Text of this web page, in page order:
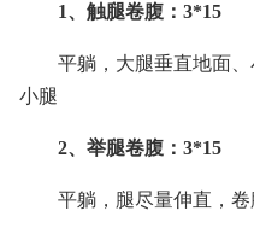
1、触腿卷腹：3*15
平躺，大腿垂直地面
小腿
2、举腿卷腹：3*15
平躺，腿尽量伸直，